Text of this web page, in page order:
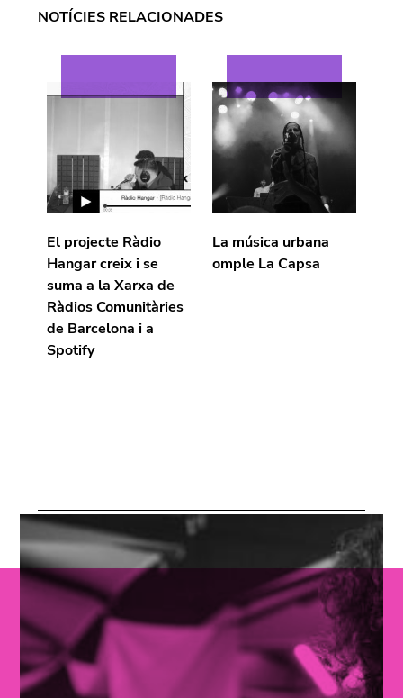
NOTÍCIES RELACIONADES
El projecte Ràdio
Hangar creix i se
suma a la Xarxa de
Ràdios Comunitàries
de Barcelona i a
Spotify
La música urbana
omple La Capsa